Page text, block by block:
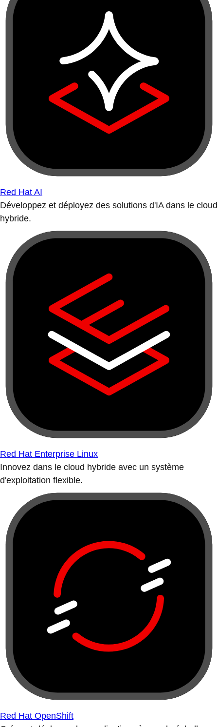
Red Hat AI
Développez et déployez des solutions d'IA dans le cloud
hybride.
Red Hat Enterprise Linux
Innovez dans le cloud hybride avec un système
d'exploitation flexible.
Red Hat OpenShift